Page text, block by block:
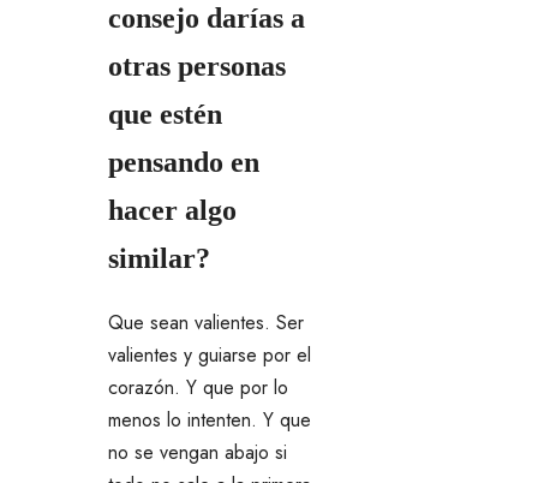
consejo darías a
otras personas
que estén
pensando en
hacer algo
similar?
Que sean valientes. Ser
valientes y guiarse por el
corazón. Y que por lo
menos lo intenten. Y que
no se vengan abajo si